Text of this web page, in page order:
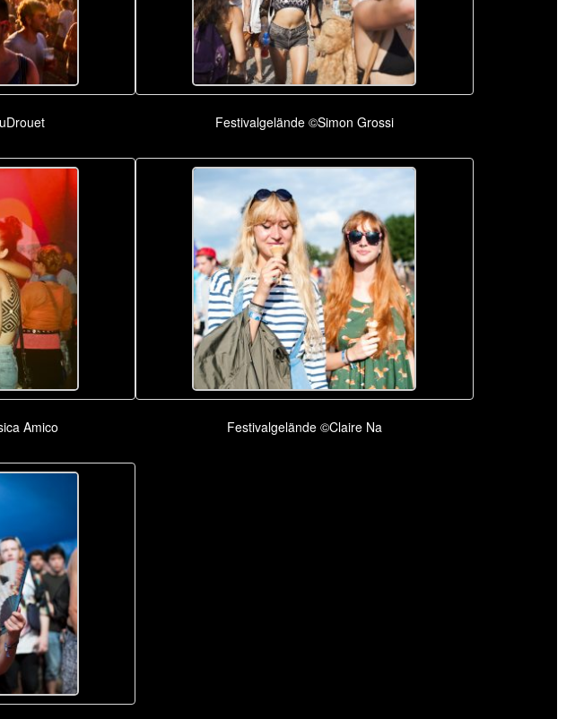
Festivalgelände ©Simon Grossi
Amico Festivalgelände ©Claire Na